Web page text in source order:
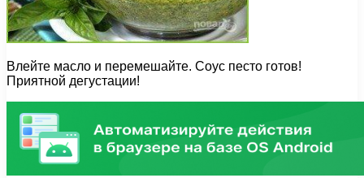
Влейте масло и перемешайте. Соус песто готов!
Приятной дегустации!